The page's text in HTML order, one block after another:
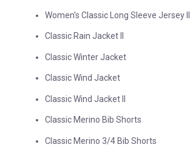
Women's Classic Long Sleeve Jersey II
Classic Rain Jacket II
Classic Winter Jacket
Classic Wind Jacket
Classic Wind Jacket II
Classic Merino Bib Shorts
Classic Merino 3/4 Bib Shorts